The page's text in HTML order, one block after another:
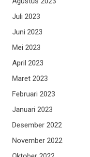
Juli 2023
Juni 2023
Mei 2023
April 2023
Maret 2023
Februari 2023
Januari 2023
Desember 2022
November 2022